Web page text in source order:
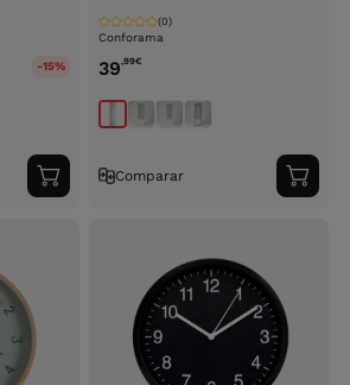
-15%
Adicionar
ao
Conforama
(0)
39,99€
Comparar
ao